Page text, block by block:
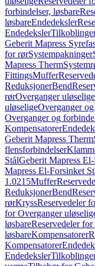
forbindelser, løsbare
løsbareEndedeksler
Endedeksler
Geberit Mapress
for rørSystempakninger
Mapress Therm
FittingsMuffer
ReduksjonerBend
rørOverganger uløselige
uløseligeOverganger
Overganger og
Kompensatorer
Geberit Mapress Therm
flensforbindelser
StålGeberit Mapress
Mapress El-Forsinket
1.0215Muffer
ReduksjonerBend
rørKryssReservedeler
for Overganger
løsbareReservedeler
løsbareKompensatorer
Kompensatorer
Endedeksler